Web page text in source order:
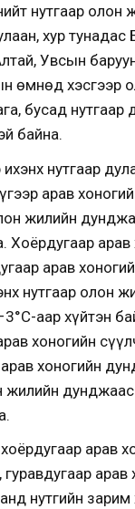
нутгаар олон
хур тунадас
Увсын
өмнөд хэсгээр
бусад нутгаар
байна.
нутгаар
арав
жилийн
Хоёрдугаар арав
арав
нутгаар олон
аар хүйтэн
хоногийн
хоногийн
жилийн
арав
арав
нутгийн зарим